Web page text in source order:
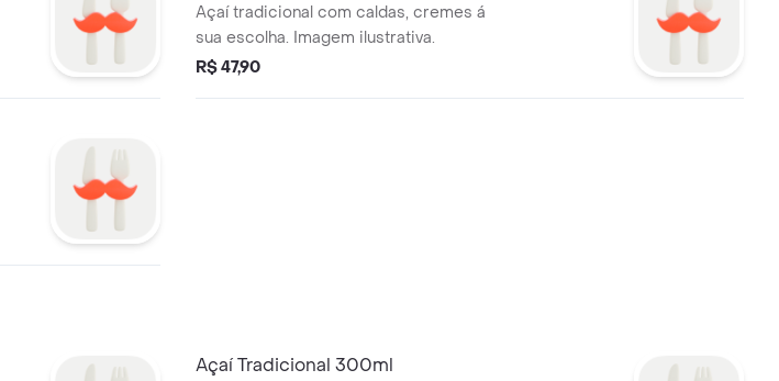
Açaí tradicional com caldas, cremes á
sua escolha. Imagem ilustrativa.
R$ 47,90
Açaí Tradicional 300ml